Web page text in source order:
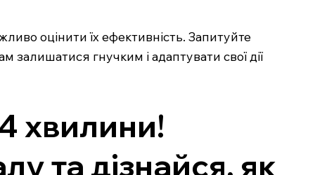
оцінити їх ефективність. Запитуйте
залишатися гнучким і адаптувати свої дії
хвилини!
та дізнайся, як